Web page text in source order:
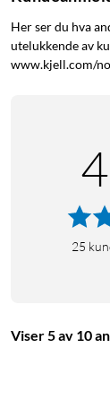
Her ser du hva
utelukkende av
www.kjell.com/
25
Viser 5 av 10